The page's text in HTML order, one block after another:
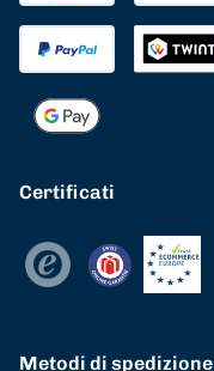
Certificati
Metodi di spedizione